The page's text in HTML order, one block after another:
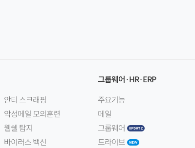
안티 스크래핑
악성메일 모의훈련
웹쉘 탐지
바이러스 백신
그룹웨어·HR·ERP
주요기능
메일
그룹웨어
드라이브